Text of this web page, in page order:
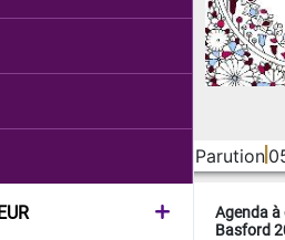
Parution
Agenda
Basford